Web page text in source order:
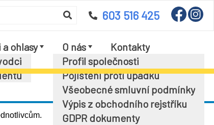
603 516 425
ohlasy
O nás
Profil společnosti
Pojištění proti úpadku
Všeobecné smluvní podmínky
Výpis z obchodního rejstříku
GDPR dokumenty
Kontakty